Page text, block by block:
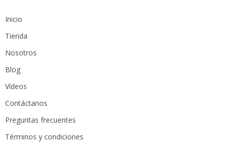
Inicio
Tienda
Nosotros
Blog
Vídeos
Contáctanos
Preguntas frecuentes
Términos y condiciones